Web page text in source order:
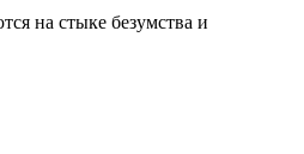
на стыке безумства и